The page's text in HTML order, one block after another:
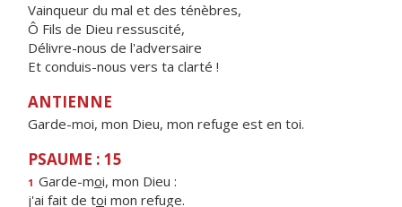
Vainqueur du mal et des ténèbres,
Ô Fils de Dieu ressuscité,
Délivre-nous de l'adversaire
Et conduis-nous vers ta clarté !
ANTIENNE
Garde-moi, mon Dieu, mon refuge est en toi.
PSAUME : 15
1 Garde-moi, mon Dieu :
j'ai fait de toi mon refuge.